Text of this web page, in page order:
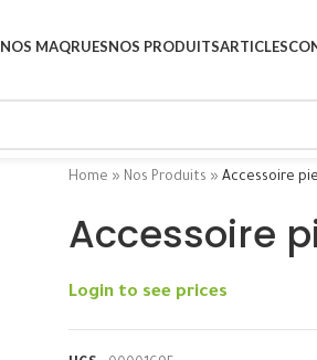
NOS MAQRUESNOS PRODUITSARTICLES
Home » Nos Produits » Accessoire
Accessoire
Login to see prices